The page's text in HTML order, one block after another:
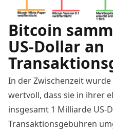
Bitcoin
US-Dollar an
In der Zwischenzeit
wertvoll, dass sie in ihrer
insgesamt 1 Milliarde US-
Transaktionsgebühren